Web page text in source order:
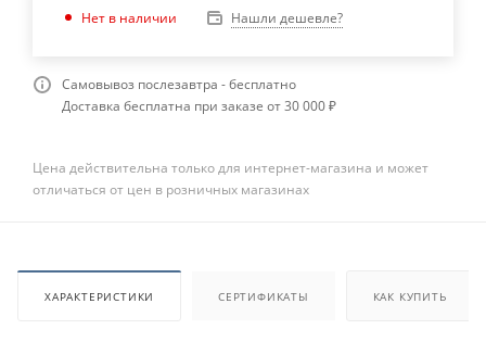
Нет в наличии Нашли дешевле?
Самовывоз послезавтра - бесплатно
Доставка бесплатна при заказе от 30 000 ₽
Цена действительна только для интернет-магазина и может
отличаться от цен в розничных магазинах
ХАРАКТЕРИСТИКИ СЕРТИФИКАТЫ КАК КУПИТЬ